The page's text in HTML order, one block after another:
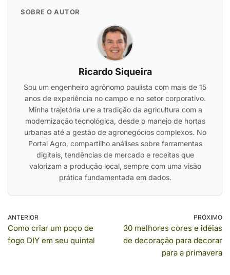
SOBRE O AUTOR
Ricardo Siqueira
Sou um engenheiro agrônomo paulista com mais de 15
anos de experiência no campo e no setor corporativo.
Minha trajetória une a tradição da agricultura com a
modernização tecnológica, desde o manejo de hortas
urbanas até a gestão de agronegócios complexos. No
Portal Agro, compartilho análises sobre ferramentas
digitais, tendências de mercado e receitas que
valorizam a produção local, sempre com uma visão
prática fundamentada em dados.
ANTERIOR
Como criar um poço de
fogo DIY em seu quintal
PRÓXIMO
30 melhores cores e idéias
de decoração para decorar
para a primavera